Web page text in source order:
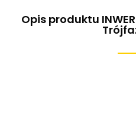
Opis produktu